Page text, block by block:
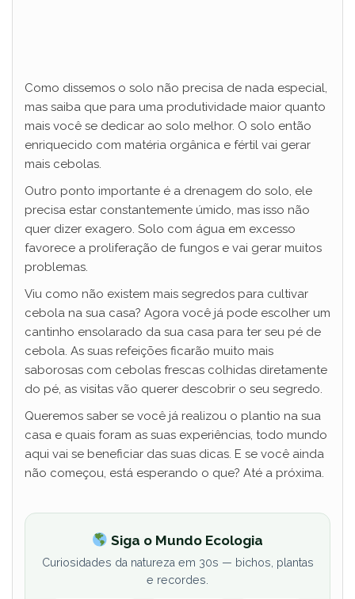
Como dissemos o solo não precisa de nada especial,
mas saiba que para uma produtividade maior quanto
mais você se dedicar ao solo melhor. O solo então
enriquecido com matéria orgânica e fértil vai gerar
mais cebolas.
Outro ponto importante é a drenagem do solo, ele
precisa estar constantemente úmido, mas isso não
quer dizer exagero. Solo com água em excesso
favorece a proliferação de fungos e vai gerar muitos
problemas.
Viu como não existem mais segredos para cultivar
cebola na sua casa? Agora você já pode escolher um
cantinho ensolarado da sua casa para ter seu pé de
cebola. As suas refeições ficarão muito mais
saborosas com cebolas frescas colhidas diretamente
do pé, as visitas vão querer descobrir o seu segredo.
Queremos saber se você já realizou o plantio na sua
casa e quais foram as suas experiências, todo mundo
aqui vai se beneficiar das suas dicas. E se você ainda
não começou, está esperando o que? Até a próxima.
Siga o Mundo Ecologia
Curiosidades da natureza em 30s — bichos, plantas
e recordes.